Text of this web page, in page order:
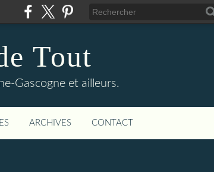
Tout
Gascogne et ailleurs.
ARCHIVES CONTACT